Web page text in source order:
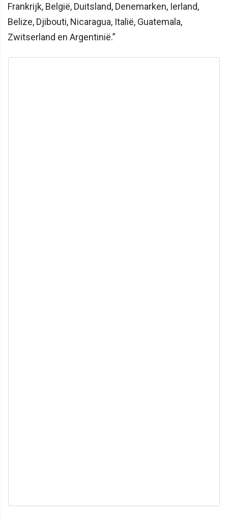
Frankrijk, België, Duitsland, Denemarken, Ierland,
Belize, Djibouti, Nicaragua, Italië, Guatemala,
Zwitserland en Argentinië.”